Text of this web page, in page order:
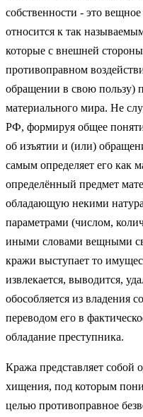
собственности - это
относится к так
которые с внешней
противоправном
обращении в свою пользу)
материального мира. Не
РФ, формируя общее
об изъятии и (или)
самым определяет его как
определённый предмет
обладающую некими
параметрами (числом,
иными словами вещными
кражи выступает то
извлекается, выводится,
обособляется из владения
переводом его в
обладание преступника.
Кража представляет собой
хищения, под которым
целью противоправное